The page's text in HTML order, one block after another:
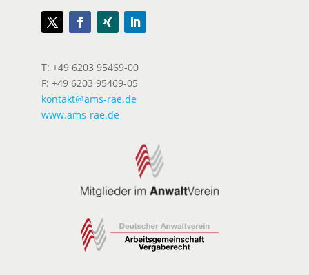
T: +49 6203 95469-00
F: +49 6203 95469-05
kontakt@ams-rae.de
www.ams-rae.de